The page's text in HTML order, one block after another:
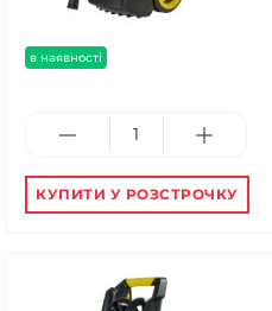
в наявності
КУПИТИ У РОЗСТРОЧКУ